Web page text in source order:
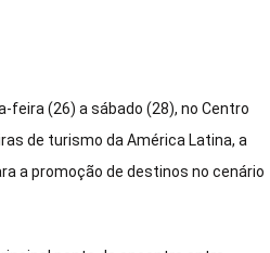
feira (26) a sábado (28), no Centro
de turismo da América Latina, a
a promoção de destinos no cenário